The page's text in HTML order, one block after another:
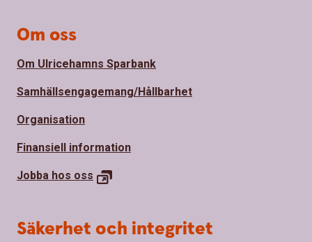
Om oss
Om Ulricehamns Sparbank
Samhällsengagemang/Hållbarhet
Organisation
Finansiell information
Jobba hos oss
Säkerhet och integritet